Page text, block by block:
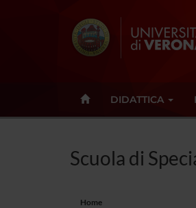
DIDATTICA
Scuola di
Home